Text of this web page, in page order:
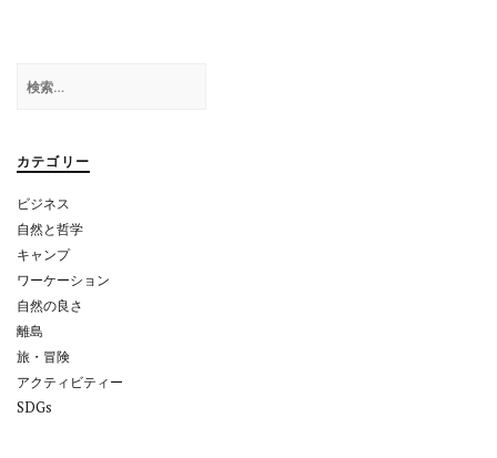
ー
ョ
ン
索:
カテゴリー
ビジネス
自然と哲学
キャンプ
ワーケーション
自然の良さ
離島
旅・冒険
アクティビティー
SDGs